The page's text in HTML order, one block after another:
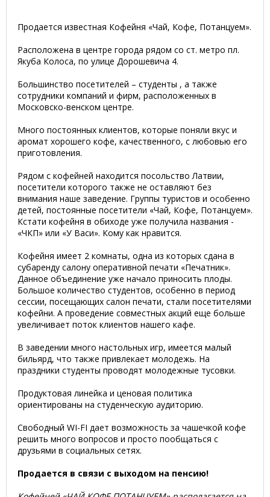
Продается известная Кофейня «Чай, Кофе, Потанцуем».
Расположена в центре города рядом со ст. метро пл.
Якуба Колоса, по улице Дорошевича 4.
Большинство посетителей – студенты , а также
сотрудники компаний и фирм, расположенных в
Московско-венском центре.
Много постоянных клиентов, которые поняли вкус и
аромат хорошего кофе, качественного, с любовью его
приготовления.
Рядом с кофейней находится посольство Латвии,
посетители которого также не оставляют без
внимания наше заведение. Группы туристов и особенно
детей, постоянные посетители «Чай, Кофе, Потанцуем».
Кстати кофейня в обиходе уже получила названия -
«ЧКП» или «У Васи». Кому как нравится.
Кофейня имеет 2 комнаты, одна из которых сдана в
субаренду салону оперативной печати «Печатник».
Данное объединение уже начало приносить плоды.
Большое количество студентов, особенно в период
сессии, посещающих салон печати, стали посетителями
кофейни. А проведение совместных акций еще больше
увеличивает поток клиентов нашего кафе.
В заведении много настольных игр, имеется малый
бильярд, что также привлекает молодежь. На
праздники студенты проводят молодежные тусовки.
Продуктовая линейка и ценовая политика
ориентированы на студенческую аудиторию.
Свободный WI-FI дает возможность за чашечкой кофе
решить много вопросов и просто пообщаться с
друзьями в социальных сетях.
Продается в связи с выходом на пенсию!